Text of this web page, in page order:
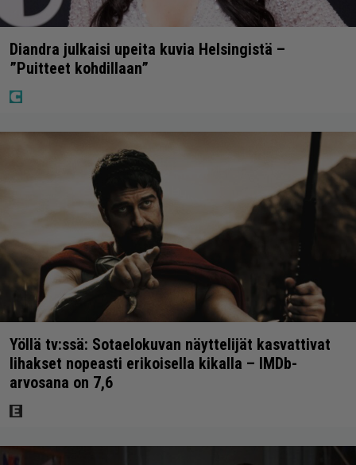
Diandra julkaisi upeita kuvia Helsingistä –
”Puitteet kohdillaan”
Yöllä tv:ssä: Sotaelokuvan näyttelijät kasvattivat
lihakset nopeasti erikoisella kikalla – IMDb-
arvosana on 7,6